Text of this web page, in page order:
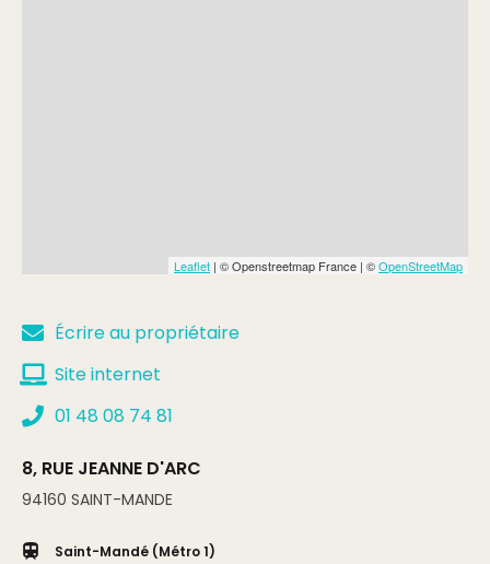
Leaflet | © Openstreetmap France | ©OpenStreetMap
Écrire au propriétaire
Site internet
01 48 08 74 81
8, RUE JEANNE D'ARC
94160 SAINT-MANDE
Saint-Mandé (Métro 1)